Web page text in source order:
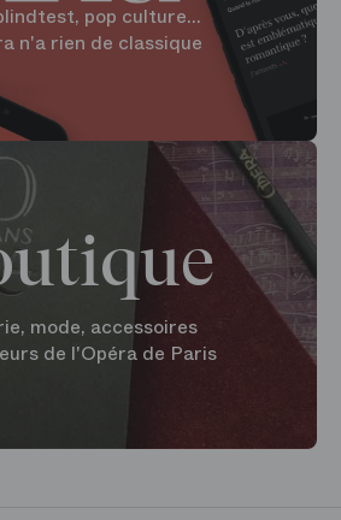
pop culture...
n'a rien de classique
mode, accessoires
de l'Opéra de Paris